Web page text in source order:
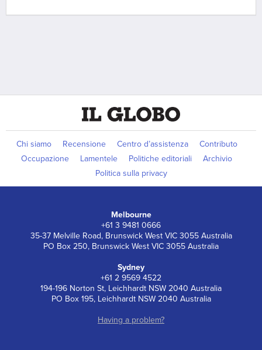
Chi siamo Recensione Centro d’assistenza
Contributo
Occupazione
Lamentele Politiche editoriali
Archivio
Politica sulla privacy
Melbourne
+61 3 9481 0666
35-37 Melville Road, Brunswick West VIC 3055 Australia
PO Box 250, Brunswick West VIC 3055 Australia
Sydney
+61 2 9569 4522
194-196 Norton St, Leichhardt NSW 2040 Australia
PO Box 195, Leichhardt NSW 2040 Australia
Having a problem?